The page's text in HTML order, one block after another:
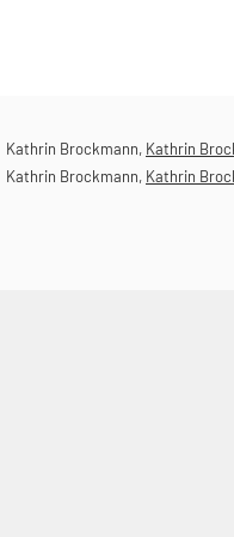
Kathrin Brockmann, Kathrin
Kathrin Brockmann, Kathrin